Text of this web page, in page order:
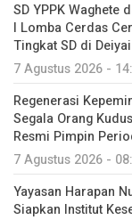
SD YPPK Waghete
I Lomba Cerdas
Tingkat SD di Deiyai
7 Agustus 2026 -
Regenerasi
Segala Orang
Resmi Pimpin
7 Agustus 2026 -
Yayasan Harapan
Siapkan Institut